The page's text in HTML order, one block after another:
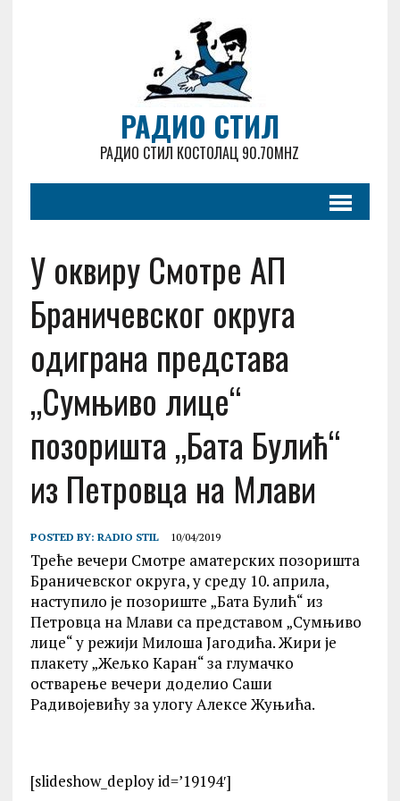
РАДИО СТИЛ
РАДИО СТИЛ КОСТОЛАЦ 90.70MHZ
У оквиру Смотре АП
Браничевског округа
одиграна представа
„Сумњиво лице“
позоришта „Бата Булић“
из Петровца на Млави
POSTED BY: RADIO STIL 10/04/2019
Треће вечери Смотре аматерских позоришта
Браничевског округа, у среду 10. априла,
наступило је позориште „Бата Булић“ из
Петровца на Млави са представом „Сумњиво
лице“ у режији Милоша Јагодића. Жири је
плакету „Жељко Kаран“ за глумачко
остварење вечери доделио Саши
Радивојевићу за улогу Алексе Жуњића.
[slideshow_deploy id=’19194′]